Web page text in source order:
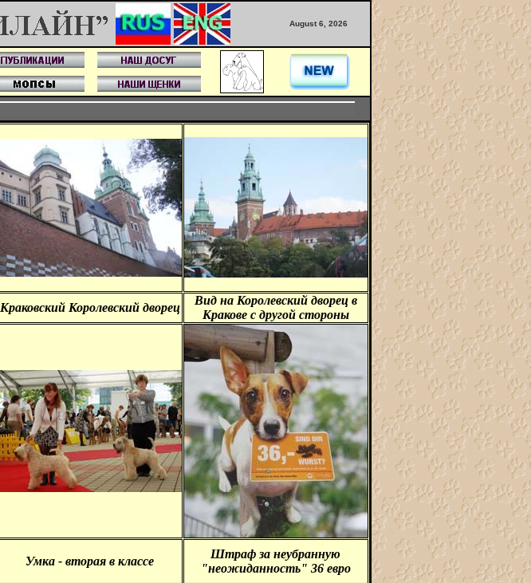
August 6, 2026
Краковский Королевский дворец
Вид на Королевский дворец в
Кракове с другой стороны
Умка - вторая в классе
Штраф за неубранную
"неожиданность" 36 евро